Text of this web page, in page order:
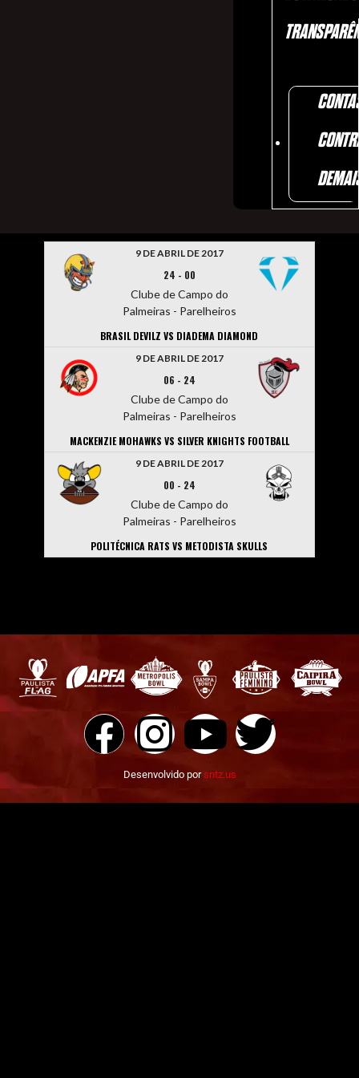
9 DE ABRIL DE 2017
24 - 00
Clube de Campo do
Palmeiras - Parelheiros
BRASIL DEVILZ VS DIADEMA DIAMOND
9 DE ABRIL DE 2017
06 - 24
Clube de Campo do
Palmeiras - Parelheiros
MACKENZIE MOHAWKS VS SILVER KNIGHTS FOOTBALL
9 DE ABRIL DE 2017
00 - 24
Clube de Campo do
Palmeiras - Parelheiros
POLITÉCNICA RATS VS METODISTA SKULLS
Desenvolvido porsntz.us